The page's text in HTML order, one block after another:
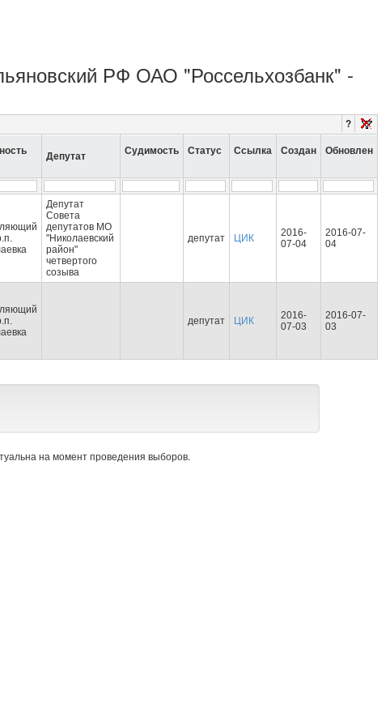
РФ ОАО "Россельхозбанк" -
?
Депутат Судимость Статус Ссылка Создан Обновлен
Депутат
Совета
депутатов МО
"Николаевский
район"
четвертого
созыва
депутат ЦИК
2016-
07-04
2016-07-
04
депутат ЦИК
2016-
07-03
2016-07-
03
на момент проведения выборов.